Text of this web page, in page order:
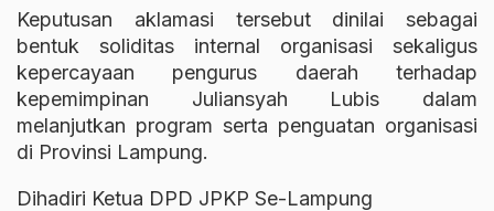
Keputusan aklamasi tersebut dinilai sebagai
bentuk soliditas internal organisasi sekaligus
kepercayaan pengurus daerah terhadap
kepemimpinan Juliansyah Lubis dalam
melanjutkan program serta penguatan organisasi
di Provinsi Lampung.
Dihadiri Ketua DPD JPKP Se-Lampung